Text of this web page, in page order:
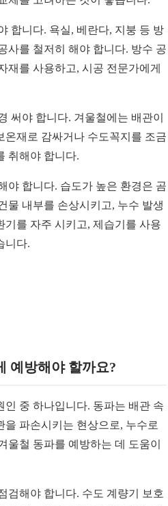
합니다. 욕실, 베란다, 지붕 등 방
사를 철저히 해야 합니다. 방수 공
재를 사용하고, 시공 전문가에게
써야 합니다. 겨울철에는 배관이
온재로 감싸거나 수도꼭지를 조금
취해야 합니다.
야 합니다. 습도가 높은 환경은 곰
물 내부를 손상시키고, 누수 발생
기를 자주 시키고, 제습기를 사용
니다.
예방해야 할까요?
인 중 하나입니다. 동파는 배관 속
을 파손시키는 현상으로, 누수로
울철 동파를 예방하는 데 도움이
검해야 합니다. 수도 계량기 보호